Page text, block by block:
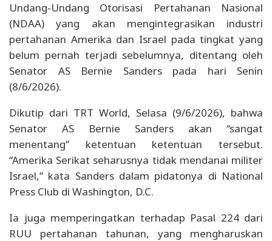
Undang-Undang Otorisasi Pertahanan Nasional
(NDAA) yang akan mengintegrasikan industri
pertahanan Amerika dan Israel pada tingkat yang
belum pernah terjadi sebelumnya, ditentang oleh
Senator AS Bernie Sanders pada hari Senin
(8/6/2026).
Dikutip dari TRT World, Selasa (9/6/2026), bahwa
Senator AS Bernie Sanders akan “sangat
menentang” ketentuan ketentuan tersebut.
“Amerika Serikat seharusnya tidak mendanai militer
Israel,” kata Sanders dalam pidatonya di National
Press Club di Washington, D.C.
Ia juga memperingatkan terhadap Pasal 224 dari
RUU pertahanan tahunan, yang mengharuskan